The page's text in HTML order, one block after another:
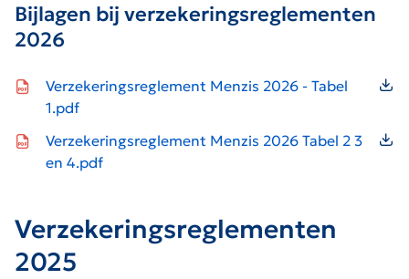
Bijlagen bij verzekeringsreglementen
2026
Icon file type-pdf
Verzekeringsreglement Menzis 2026 - Tabel
1.pdf
Icon file type-pdf
Verzekeringsreglement Menzis 2026 Tabel 2 3
en 4.pdf
Verzekeringsreglementen
2025